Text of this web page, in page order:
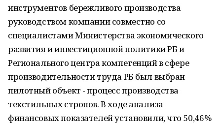
инструментов бережливого производства
руководством компании совместно со
специалистами Министерства экономического
развития и инвестиционной политики РБ и
Регионального центра компетенций в сфере
производительности труда РБ был выбран
пилотный объект - процесс производства
текстильных стропов. В ходе анализа
финансовых показателей установили, что 50,46%